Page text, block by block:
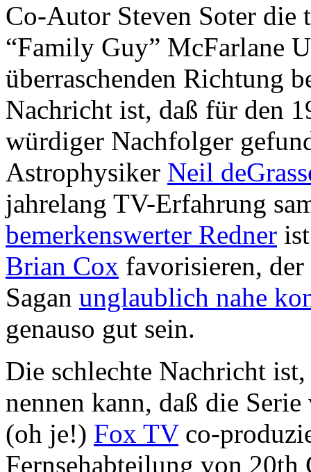
Co-Autor Steven Soter die
“Family Guy” McFarlane
überraschenden Richtung
Nachricht ist, daß für den
würdiger Nachfolger
Astrophysiker Neil
jahrelang TV-Erfahrung
bemerkenswerter Redner
Brian Cox favorisieren,
Sagan unglaublich nahe
genauso gut sein.
Die schlechte Nachricht
nennen kann, daß die
(oh je!) Fox TVco-
Fernsehabteilung von